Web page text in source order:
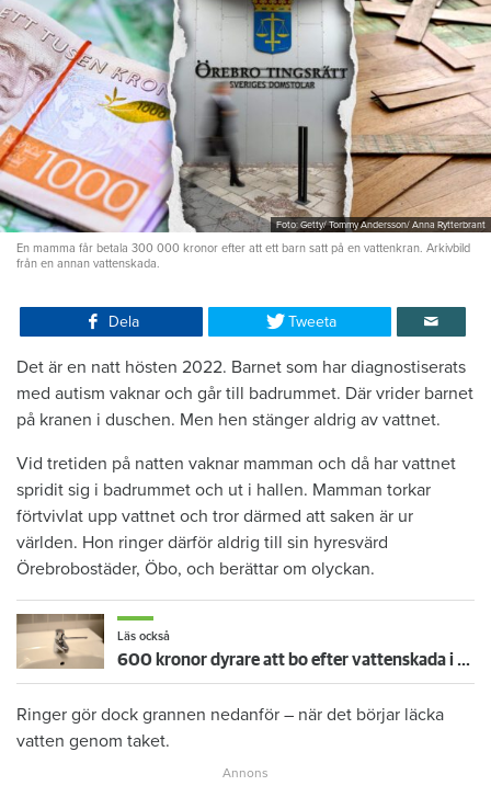
Foto: Getty/ Tommy Andersson/ Anna Rytterbrant
En mamma får betala 300 000 kronor efter att ett barn satt på en vattenkran. Arkivbild
från en annan vattenskada.
Dela Tweeta
Det är en natt hösten 2022. Barnet som har diagnostiserats
med autism vaknar och går till badrummet. Där vrider barnet
på kranen i duschen. Men hen stänger aldrig av vattnet.
Vid tretiden på natten vaknar mamman och då har vattnet
spridit sig i badrummet och ut i hallen. Mamman torkar
förtvivlat upp vattnet och tror därmed att saken är ur
världen. Hon ringer därför aldrig till sin hyresvärd
Örebrobostäder, Öbo, och berättar om olyckan.
Läs också
600 kronor dyrare att bo efter vattenskada i Varberg
Ringer gör dock grannen nedanför – när det börjar läcka
vatten genom taket.